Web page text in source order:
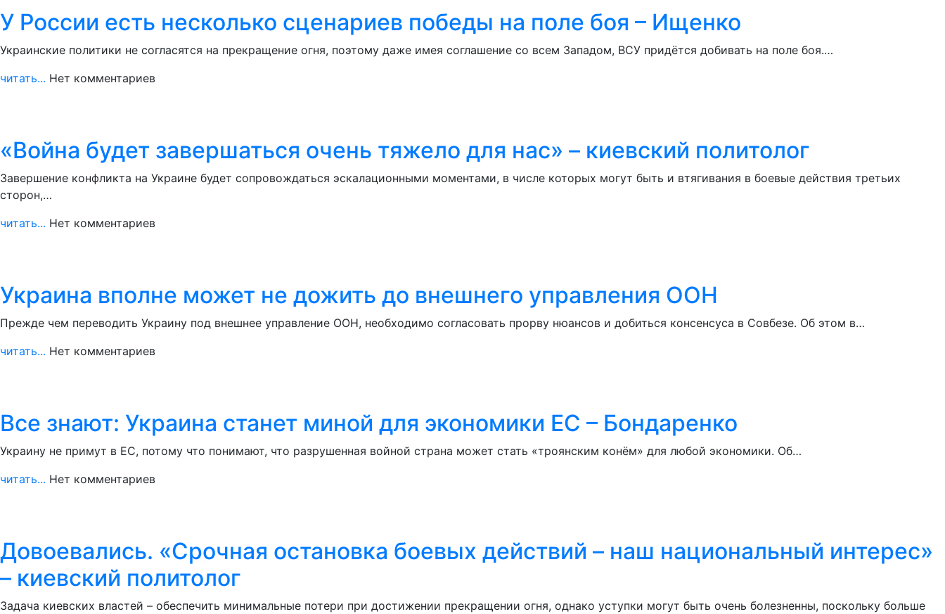
У России есть несколько сценариев победы на поле боя – Ищенко
Украинские политики не согласятся на прекращение огня, поэтому даже имея соглашение со всем Западом, ВСУ придётся добивать на поле боя.…
читать... Нет комментариев
«Война будет завершаться очень тяжело для нас» – киевский политолог
Завершение конфликта на Украине будет сопровождаться эскалационными моментами, в числе которых могут быть и втягивания в боевые действия третьих
сторон,…
читать... Нет комментариев
Украина вполне может не дожить до внешнего управления ООН
Прежде чем переводить Украину под внешнее управление ООН, необходимо согласовать прорву нюансов и добиться консенсуса в Совбезе. Об этом в…
читать... Нет комментариев
Все знают: Украина станет миной для экономики ЕС – Бондаренко
Украину не примут в ЕС, потому что понимают, что разрушенная войной страна может стать «троянским конём» для любой экономики. Об…
читать... Нет комментариев
Довоевались. «Срочная остановка боевых действий – наш национальный интерес»
– киевский политолог
Задача киевских властей – обеспечить минимальные потери при достижении прекращении огня, однако уступки могут быть очень болезненны, поскольку больше